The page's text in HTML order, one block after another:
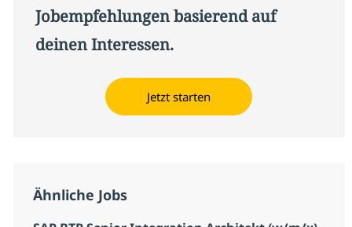
Jobempfehlungen basierend auf
deinen Interessen.
Jetzt starten
Ähnliche Jobs